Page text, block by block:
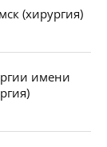
(хирургия)
имени